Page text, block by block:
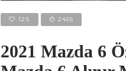
125 2465
2021 Mazda 6